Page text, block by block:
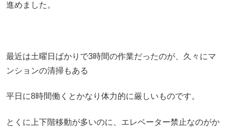
進めました。
最近は土曜日ばかりで3時間の作業だったのが、久々にマ
ンションの清掃もある
平日に8時間働くとかなり体力的に厳しいものです。
とくに上下階移動が多いのに、エレベーター禁止なのがか